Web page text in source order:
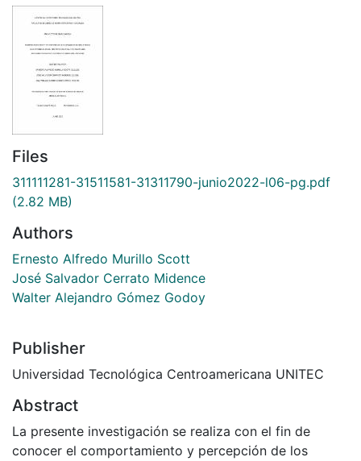
Files
311111281-31511581-31311790-junio2022-l06-pg.pdf
(2.82 MB)
Authors
Ernesto Alfredo Murillo Scott
José Salvador Cerrato Midence
Walter Alejandro Gómez Godoy
Publisher
Universidad Tecnológica Centroamericana UNITEC
Abstract
La presente investigación se realiza con el fin de
conocer el comportamiento y percepción de los